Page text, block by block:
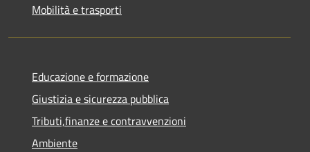
Mobilità e trasporti
Educazione e formazione
Giustizia e sicurezza pubblica
Tributi,finanze e contravvenzioni
Ambiente